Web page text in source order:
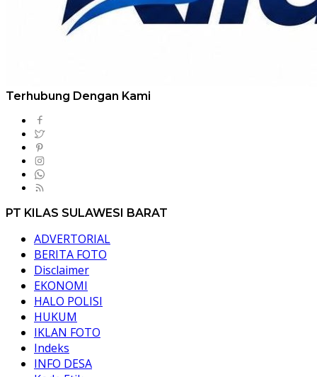
Terhubung Dengan Kami
PT KILAS SULAWESI BARAT
ADVERTORIAL
BERITA FOTO
Disclaimer
EKONOMI
HALO POLISI
HUKUM
IKLAN FOTO
Indeks
INFO DESA